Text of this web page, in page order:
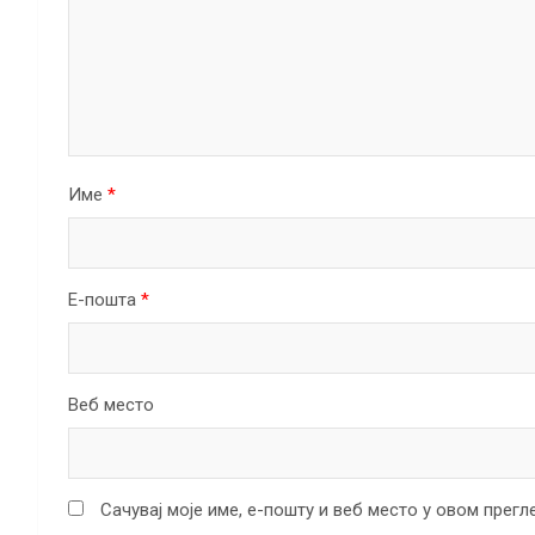
Име *
Е-пошта *
Веб место
Сачувај моје име, е-пошту и веб место у овом